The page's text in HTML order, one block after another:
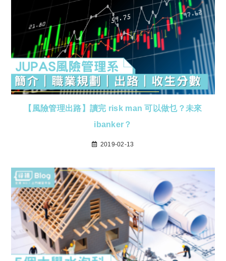
【風險管理出路】讀完 risk man 可以做乜？未來
ibanker？
2019-02-13